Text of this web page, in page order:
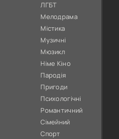
ЛГБТ
Мелодрама
Містика
Музичні
Мюзикл
Німе Кіно
Пародія
Пригоди
Психологічні
Романтичний
Сімейний
Спорт